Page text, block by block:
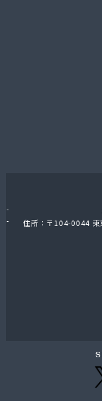
有限会社大内商
鈴与商事株式
住所：〒104-0044 東